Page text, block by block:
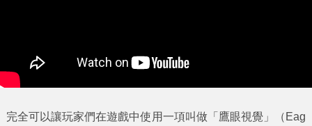
完全可以讓玩家們在遊戲中使用一項叫做「鷹眼視覺」（Eag